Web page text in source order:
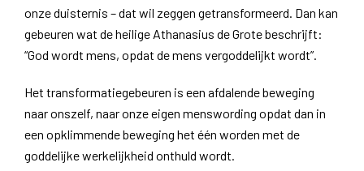
onze duisternis – dat wil zeggen getransformeerd. Dan kan
gebeuren wat de heilige Athanasius de Grote beschrijft:
“God wordt mens, opdat de mens vergoddelijkt wordt”.
Het transformatiegebeuren is een afdalende beweging
naar onszelf, naar onze eigen menswording opdat dan in
een opklimmende beweging het één worden met de
goddelijke werkelijkheid onthuld wordt.